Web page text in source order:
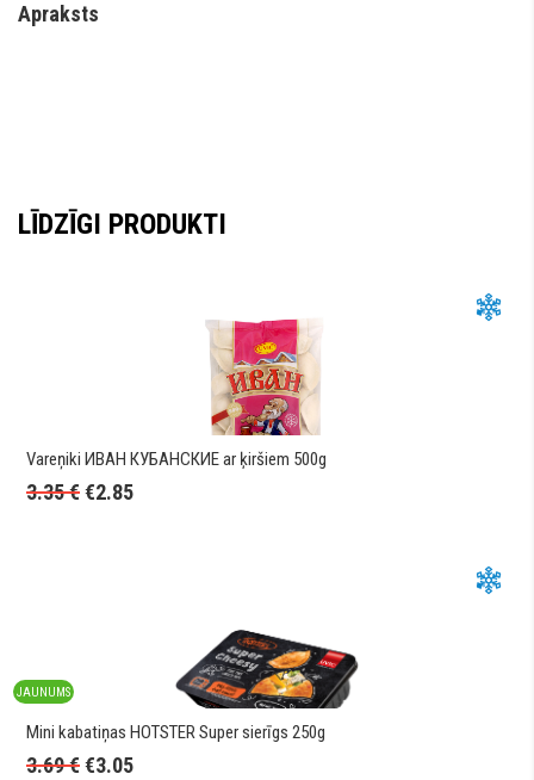
Apraksts
LĪDZĪGI PRODUKTI
Vareņiki ИВАН КУБАНСКИЕ ar ķiršiem 500g
2.85
€
3.35€
JAUNUMS
Mini kabatiņas HOTSTER Super sierīgs 250g
3.05
€
3.69€